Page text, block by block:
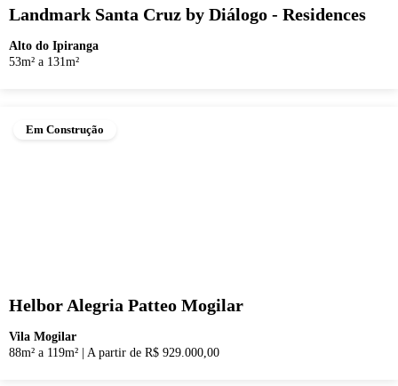
Landmark Santa Cruz by Diálogo - Residences
Alto do Ipiranga
53m² a 131m²
Em Construção
Helbor Alegria Patteo Mogilar
Vila Mogilar
88m² a 119m²
A partir de R$ 929.000,00